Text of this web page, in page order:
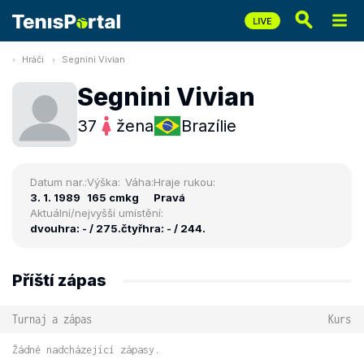
Hráči Segnini Vivian
Segnini Vivian
37 žena Brazílie
Datum nar.:
3. 1. 1989
Výška:
165 cm
Váha:
kg
Hraje rukou:
Pravá
Aktuální/nejvyšší umístění:
dvouhra: - / 275.čtyřhra: - / 244.
Příští zápas
Turnaj a zápas Kurs
Žádné nadcházející zápasy.